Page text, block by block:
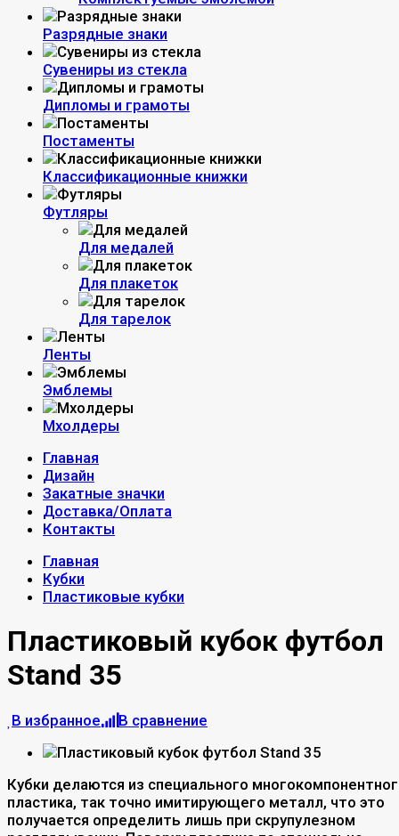
Разрядные знаки
Сувениры из стекла
Дипломы и грамоты
Постаменты
Классификационные книжки
Футляры
Для медалей
Для плакеток
Для тарелок
Ленты
Эмблемы
Мхолдеры
Главная
Дизайн
Закатные значки
Доставка/Оплата
Контакты
Главная
Кубки
Пластиковые кубки
Пластиковый кубок футбол
Stand 35
В избранное В сравнение
Кубки делаются из специального
пластика, так точно имитирующего металл, что это
получается определить лишь при скрупулезном